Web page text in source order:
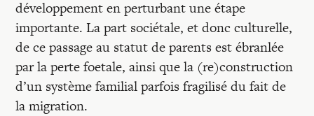
développement en perturbant une étape
importante. La part sociétale, et donc culturelle,
de ce passage au statut de parents est ébranlée
par la perte foetale, ainsi que la (re)construction
d’un système familial parfois fragilisé du fait de
la migration.